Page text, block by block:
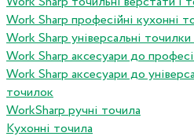
Work Sharp професiйнi кухоннi
Work Sharp унiверсальнi
Work Sharp аксесуари до
Work Sharp аксесуари до
точилок
WorkSharp ручні точила
Кухонні точила